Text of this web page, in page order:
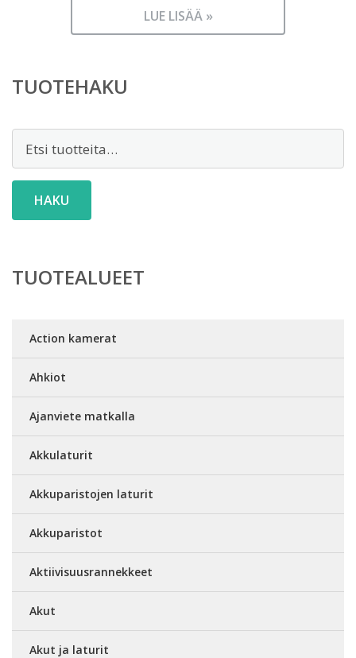
LUE LISÄÄ »
TUOTEHAKU
HAKU
TUOTEALUEET
Action kamerat
Ahkiot
Ajanviete matkalla
Akkulaturit
Akkuparistojen laturit
Akkuparistot
Aktiivisuusrannekkeet
Akut
Akut ja laturit